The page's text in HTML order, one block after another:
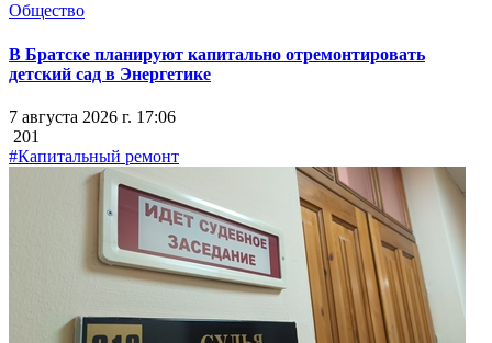
Общество
В Братске планируют капитально отремонтировать
детский сад в Энергетике
7 августа 2026 г. 17:06
201
#Капитальный ремонт